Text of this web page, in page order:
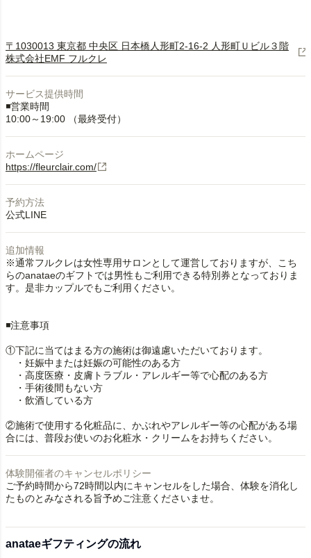
〒1030013 東京都 中央区 日本橋人形町2-16-2 人形町Ｕビル３階
株式会社EMF フルクレ
サービス提供時間
◾️営業時間
10:00～19:00 （最終受付）
ホームページ
https://fleurclair.com/
予約方法
公式LINE
追加情報
※通常フルクレは女性専用サロンとして運営しておりますが、こち
らのanataeのギフトでは男性もご利用できる特別券となっておりま
す。是非カップルでもご利用ください。
◾️注意事項
①下記に当てはまる方の施術は御遠慮いただいております。
・妊娠中または妊娠の可能性のある方
・高度医療・皮膚トラブル・アレルギー等で心配のある方
・手術後間もない方
・飲酒している方
②施術で使用する化粧品に、かぶれやアレルギー等の心配がある場
合には、普段お使いのお化粧水・クリームをお持ちください。
体験開催者のキャンセルポリシー
ご予約時間から72時間以内にキャンセルをした場合、体験を消化し
たものとみなされる旨予めご注意くださいませ。
anataeギフティングの流れ